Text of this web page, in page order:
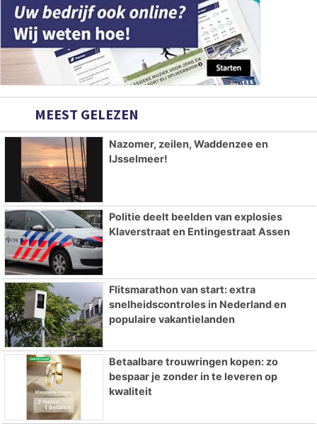
MEEST GELEZEN
Nazomer, zeilen, Waddenzee en
IJsselmeer!
Politie deelt beelden van explosies
Klaverstraat en Entingestraat Assen
Flitsmarathon van start: extra
snelheidscontroles in Nederland en
populaire vakantielanden
Betaalbare trouwringen kopen: zo
bespaar je zonder in te leveren op
kwaliteit